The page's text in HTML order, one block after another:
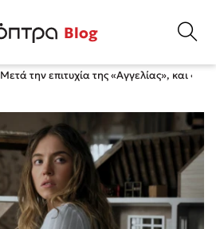
Blog
Μετά την επιτυχία της «Αγγελίας», και «Το